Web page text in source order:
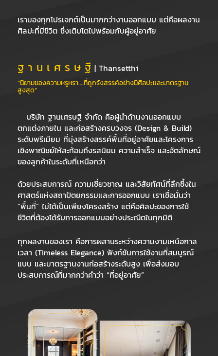
เรามองทุกโปรเจกต์เป็นมากกว่างานออกแบบ แต่คือผลงาน
ศิลปะที่มีชีวิต ซึ่งเติบโตไปพร้อมกับผู้อยู่อาศัย
ฐ า น เ ศ ร ษ ฐี | Thansetthi
“นิยามของความหรูหรา….ที่ถูกรังสรรค์อย่างมีศิลปะและมาตรฐาน
สูงสุด”
บริษัท ฐานเศรษฐี จำกัด คือผู้นำด้านงานออกแบบ
ตกแต่งภายใน และก่อสร้างครบวงจร (Design & Build)
ระดับพรีเมียม ที่มุ่งสร้างสรรค์พื้นที่อยู่อาศัยและโครงการ
เชิงพาณิชย์ให้สะท้อนถึงรสนิยม ความสำเร็จ และอัตลักษณ์
ของลูกค้าในระดับที่เหนือกว่า
ด้วยประสบการณ์ ความเชี่ยวชาญ และวิสัยทัศน์ที่ลึกซึ้งใน
ศาสตร์แห่งสถาปัตยกรรมและการออกแบบ เราเชื่อมั่นว่า
“พื้นที่” ไม่ได้เป็นเพียงโครงสร้าง แต่คือศิลปะของการใช้
ชีวิตที่ต้องได้รับการออกแบบอย่างประณีตในทุกมิติ
ทุกผลงานของเรา คือการผสานระหว่างความงามเหนือกาล
เวลา (Timeless Elegance) ฟังก์ชันการใช้งานที่สมบูรณ์
แบบ และมาตรฐานงานก่อสร้างระดับสูง เพื่อส่งมอบ
ประสบการณ์ที่มากกว่าคำว่า “ที่อยู่อาศัย”